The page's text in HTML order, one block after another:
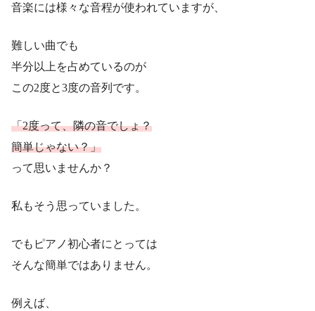
音楽には様々な音程が使われていますが、
難しい曲でも
半分以上を占めているのが
この2度と3度の音列です。
「2度って、隣の音でしょ？
簡単じゃない？」
って思いませんか？
私もそう思っていました。
でもピアノ初心者にとっては
そんな簡単ではありません。
例えば、